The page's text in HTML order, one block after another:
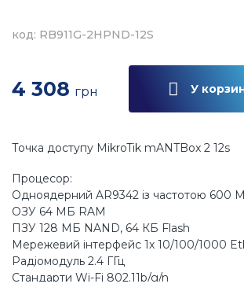
код: RB911G-2HPND-12S
4 308 грн У
Точка доступу MikroTik mANTBox 2 12s
Процесор:
Одноядерний AR9342 із частотою 600
ОЗУ 64 МБ RAM
ПЗУ 128 МБ NAND, 64 КБ Flash
Мережевий інтерфейс 1х 10/100/1000
Радіомодуль 2.4 ГГц
Стандарти Wi-Fi 802.11b/g/n